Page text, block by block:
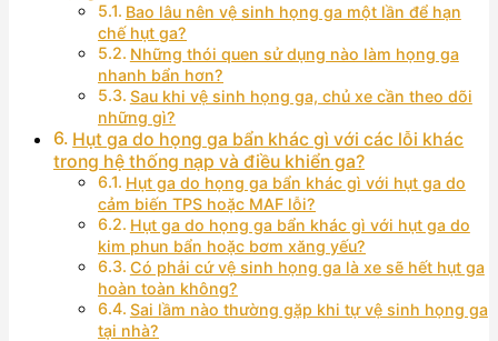
Bao lâu nên vệ sinh họng ga một lần để hạn
chế hụt ga?
Những thói quen sử dụng nào làm họng ga
nhanh bẩn hơn?
Sau khi vệ sinh họng ga, chủ xe cần theo dõi
những gì?
Hụt ga do họng ga bẩn khác gì với các lỗi khác
trong hệ thống nạp và điều khiển ga?
Hụt ga do họng ga bẩn khác gì với hụt ga do
cảm biến TPS hoặc MAF lỗi?
Hụt ga do họng ga bẩn khác gì với hụt ga do
kim phun bẩn hoặc bơm xăng yếu?
Có phải cứ vệ sinh họng ga là xe sẽ hết hụt ga
hoàn toàn không?
Sai lầm nào thường gặp khi tự vệ sinh họng ga
tại nhà?